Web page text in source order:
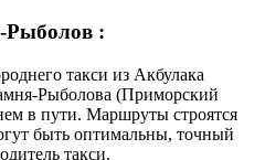
Рыболов :
такси из Акбулака
Рыболова (Приморский
в пути. Маршруты строятся
быть оптимальны, точный
такси.